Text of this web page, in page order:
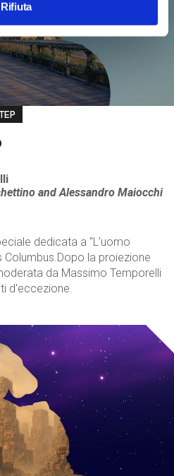
Rifiuta
andAlessandro Maiocchi
dedicata a "L’uomo
Columbus.Dopo la proiezione
da Massimo Temporelli
d'eccezione.